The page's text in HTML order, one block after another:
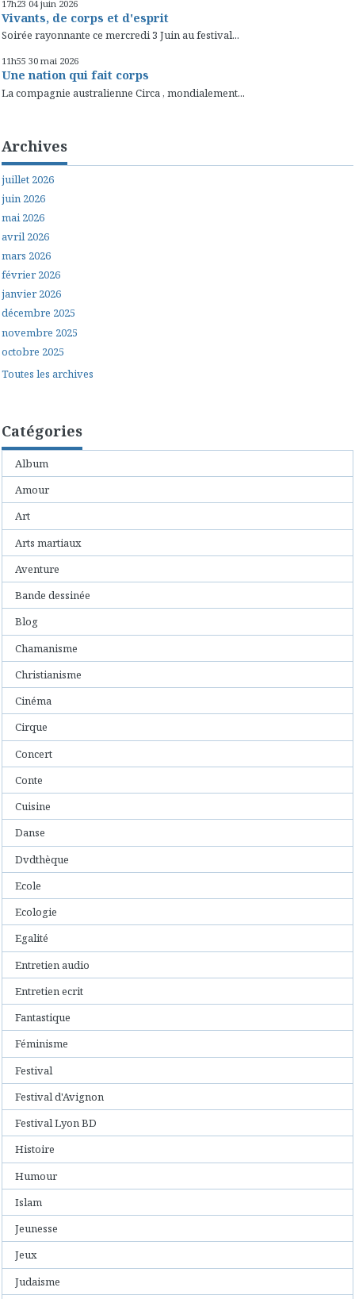
17h23 04 juin 2026
Vivants, de corps et d'esprit
Soirée rayonnante ce mercredi 3 Juin au festival...
11h55 30 mai 2026
Une nation qui fait corps
La compagnie australienne Circa , mondialement...
Archives
juillet 2026
juin 2026
mai 2026
avril 2026
mars 2026
février 2026
janvier 2026
décembre 2025
novembre 2025
octobre 2025
Toutes les archives
Catégories
Album
Amour
Art
Arts martiaux
Aventure
Bande dessinée
Blog
Chamanisme
Christianisme
Cinéma
Cirque
Concert
Conte
Cuisine
Danse
Dvdthèque
Ecole
Ecologie
Egalité
Entretien audio
Entretien ecrit
Fantastique
Féminisme
Festival
Festival d'Avignon
Festival Lyon BD
Histoire
Humour
Islam
Jeunesse
Jeux
Judaisme